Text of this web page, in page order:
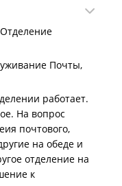
Почты,
работает.
На вопрос
почтового,
на обеде и
отделение на
к